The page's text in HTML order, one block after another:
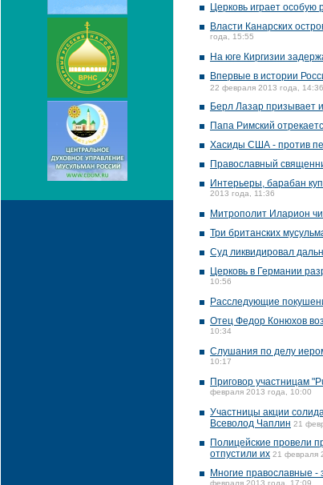
Церковь играет особую
Власти Канарских
года, 15:55
На юге Киргизии
Впервые в истории
22 февраля 2013 года, 14:36
Берл Лазар призывает
Папа Римский
Хасиды США - против
Православный
Интерьеры, барабан
2013 года, 11:36
Митрополит Иларион
Три британских
Суд ликвидировал
Церковь в Германии
10:56
Расследующие
Отец Федор Конюхов
10:34
Слушания по делу
10:17
Приговор участницам
февраля 2013 года, 10:00
Участницы акции
Всеволод Чаплин 21
Полицейские провели
отпустили их 21 февраля
Многие православные -